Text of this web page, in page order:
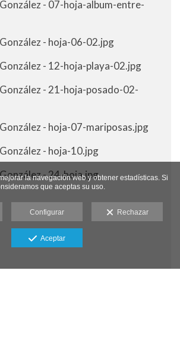
la navegación web y obtener estadísticas. Si
que aceptas su uso.
Configurar Rechazar
Aceptar